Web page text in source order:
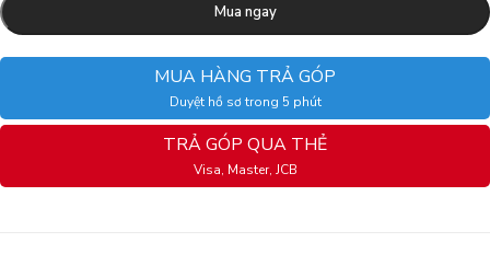
Mua ngay
MUA HÀNG TRẢ GÓP
Duyệt hồ sơ trong 5 phút
TRẢ GÓP QUA THẺ
Visa, Master, JCB